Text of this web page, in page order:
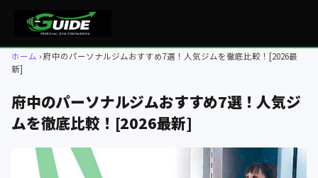
ホーム
府中のパーソナルジムおすすめ7選！人気ジムを徹底比較！[2026最
新]
府中のパーソナルジムおすすめ7選！人気ジ
ムを徹底比較！[2026最新]